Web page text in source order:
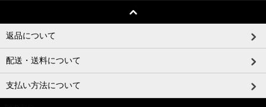
返品について
配送・送料について
支払い方法について